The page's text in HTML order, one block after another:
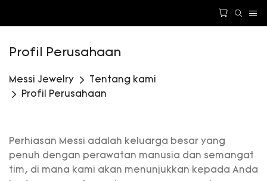
Profil Perusahaan
Messi Jewelry
Tentang kami
Profil Perusahaan
Perhiasan Messi adalah keluarga besar yang
penuh dengan perawatan manusia dan semangat
tim, di mana kami akan menunjukkan kepada Anda